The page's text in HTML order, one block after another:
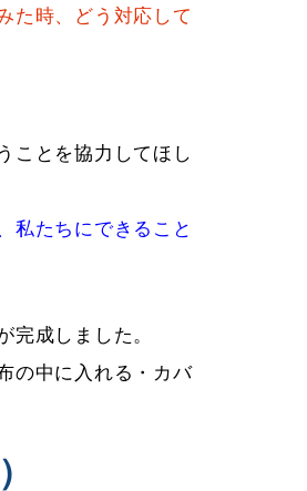
た時、どう対応して
ことを協力してほし
私たちにできること
完成しました。
の中に入れる・カバ